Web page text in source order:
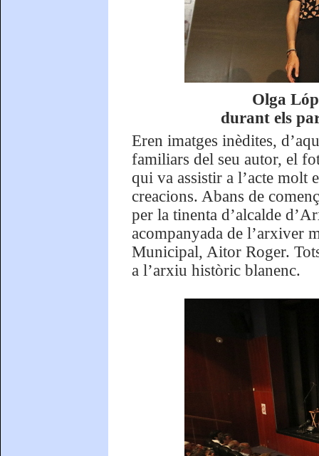
Olga
durant els
Eren imatges inèdites,
familiars del seu autor, el
qui va assistir a l’acte molt
creacions. Abans de
per la tinenta d’alcalde
acompanyada de l’arxiver
Municipal, Aitor Roger.
a l’arxiu històric blanenc.